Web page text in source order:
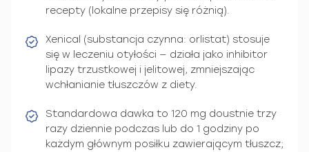
recepty (lokalne przepisy się różnią).
Xenical (substancja czynna: orlistat) stosuje
się w leczeniu otyłości — działa jako inhibitor
lipazy trzustkowej i jelitowej, zmniejszając
wchłanianie tłuszczów z diety.
Standardowa dawka to 120 mg doustnie trzy
razy dziennie podczas lub do 1 godziny po
każdym głównym posiłku zawierającym tłuszcz;